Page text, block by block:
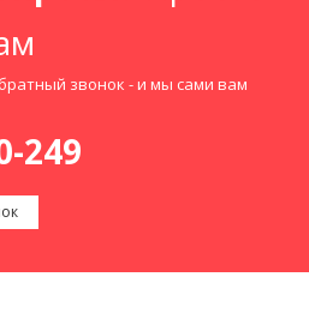
звонок - и мы сами вам
249